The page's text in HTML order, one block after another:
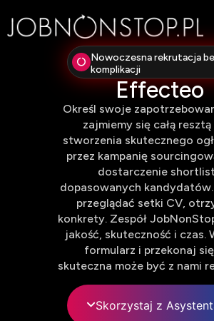
Nowoczesna rekrutacja
komplikacji
Effecteo
Określ swoje
zajmiemy się całą
stworzenia skutecznego
przez kampanię
dostarczenie
dopasowanych
przeglądać setki CV,
konkrety. Zespół
jakość, skuteczność i czas.
formularz i przekonaj
skuteczna może być z nami
Skorzystaj z